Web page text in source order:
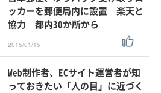
ッカーを郵便局内に設置 楽天と
協力 都内30か所から
2015/01/15
Web制作者、ECサイト運営者が知
っておきたい「人の目」に近づく